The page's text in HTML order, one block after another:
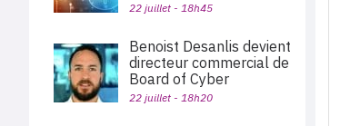
22 juillet - 18h45
Benoist Desanlis devient
directeur commercial de
Board of Cyber
22 juillet - 18h20